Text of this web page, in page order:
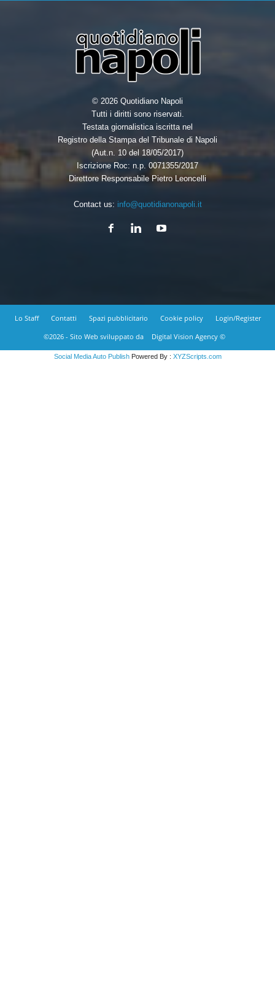
© 2026 Quotidiano Napoli
Tutti i diritti sono riservati.
Testata giornalistica iscritta nel
Registro della Stampa del Tribunale di Napoli
(Aut.n. 10 del 18/05/2017)
Iscrizione Roc: n.p. 0071355/2017
Direttore Responsabile Pietro Leoncelli
Contact us: info@quotidianonapoli.it
Lo Staff Contatti Spazi pubblicitario Cookie policy
Login/Register
©2026 - Sito Web sviluppato da
Digital Vision Agency ©
Social Media Auto PublishPowered By : XYZScripts.com